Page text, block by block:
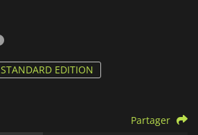
STANDARD EDITION
Partager